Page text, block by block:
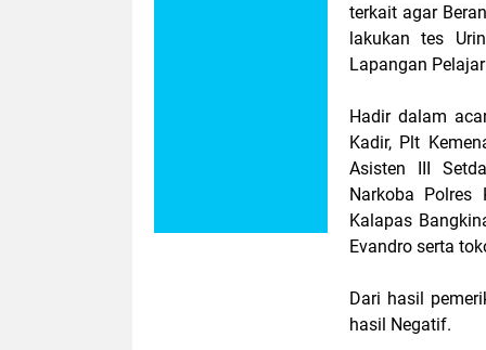
terkait agar
lakukan tes
Lapangan
Hadir dalam
Kadir, Plt
Asisten III
Narkoba Polres
Kalapas
Evandro serta
Dari hasil
hasil Negatif.